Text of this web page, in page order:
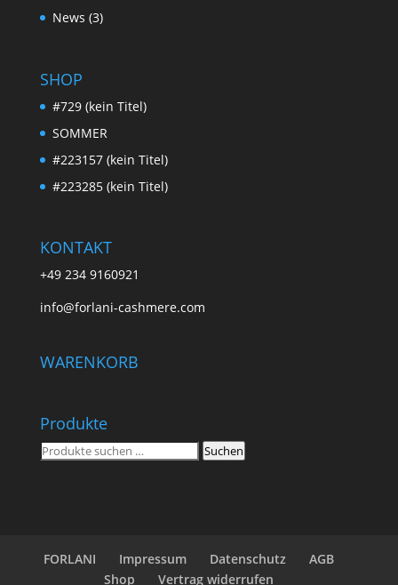
News (3)
SHOP
#729 (kein Titel)
SOMMER
#223157 (kein Titel)
#223285 (kein Titel)
KONTAKT
+49 234 9160921
info@forlani-cashmere.com
WARENKORB
Produkte
Suchen
Suchen
FORLANI Impressum Datenschutz
AGB
Shop
Vertrag widerrufen